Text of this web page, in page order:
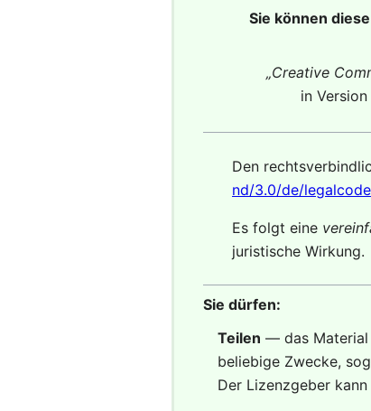
Sie können
„Creative
in
Den
nd/3.0/de/legalcode
Es folgt eine
juristische Wirkung.
Sie dürfen:
Teilen — das Material
beliebige Zwecke,
Der Lizenzgeber